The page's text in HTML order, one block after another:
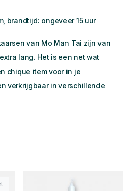
brandtijd: ongeveer 15 uur
van Mo Man Tai zijn van
lang. Het is een net wat
chique item voor in je
verkrijgbaar in verschillende